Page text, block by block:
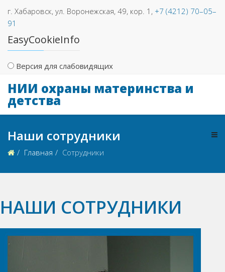
г. Хабаровск, ул. Воронежская, 49, кор. 1, +7 (4212) 70–05–
91
EasyCookieInfo
Версия для слабовидящих
НИИ охраны материнства и
детства
Наши сотрудники
Главная Сотрудники
НАШИ СОТРУДНИКИ